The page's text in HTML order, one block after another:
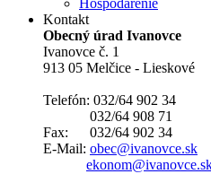
Hospodárenie
Kontakt
Obecný úrad Ivanovce
Ivanovce č. 1
913 05 Melčice - Lieskové
Telefón: 032/64 902 34
032/64 908 71
Fax: 032/64 902 34
E-Mail: obec@ivanovce.sk